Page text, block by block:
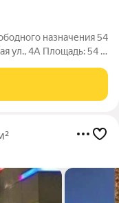
назначения 54
ул., 4А Площадь: 54 м
сад (5 мин.) Аренда